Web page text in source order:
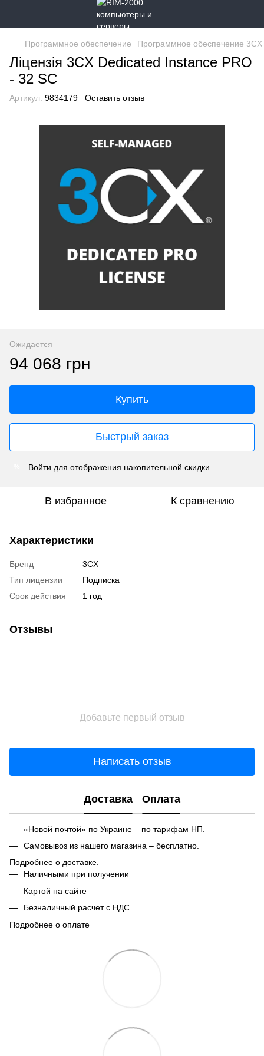
Программное обеспечение Программное обеспечение 3CX
Ліцензія 3CX Dedicated Instance PRO
- 32 SC
Артикул: 9834179 Оставить отзыв
Ожидается
94 068 грн
Купить
Быстрый заказ
Войти для отображения накопительной скидки
В избранное К сравнению
Характеристики
Бренд
3CX
Тип лицензии
Подписка
Срок действия
1 год
Отзывы
Добавьте первый отзыв
Написать отзыв
Доставка Оплата
«Новой почтой» по Украине – по тарифам НП.
Самовывоз из нашего магазина – бесплатно.
Подробнее о доставке.
Наличными при получении
Картой на сайте
Безналичный расчет с НДС
Подробнее о оплате